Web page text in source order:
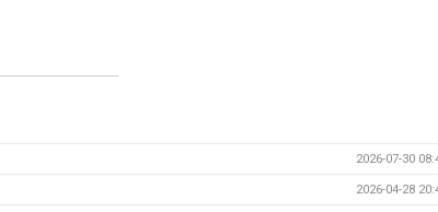
2026-07-30
2026-04-28